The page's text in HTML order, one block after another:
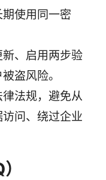
使用同一密
、启用两步验
盗风险。
法规，避免从
问、绕过企业